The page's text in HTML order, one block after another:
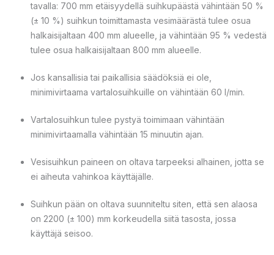
tavalla: 700 mm etäisyydellä suihkupäästä vähintään 50 %
(± 10 %) suihkun toimittamasta vesimäärästä tulee osua
halkaisijaltaan 400 mm alueelle, ja vähintään 95 % vedestä
tulee osua halkaisijaltaan 800 mm alueelle.
Jos kansallisia tai paikallisia säädöksiä ei ole,
minimivirtaama vartalosuihkuille on vähintään 60 l/min.
Vartalosuihkun tulee pystyä toimimaan vähintään
minimivirtaamalla vähintään 15 minuutin ajan.
Vesisuihkun paineen on oltava tarpeeksi alhainen, jotta se
ei aiheuta vahinkoa käyttäjälle.
Suihkun pään on oltava suunniteltu siten, että sen alaosa
on 2200 (± 100) mm korkeudella siitä tasosta, jossa
käyttäjä seisoo.